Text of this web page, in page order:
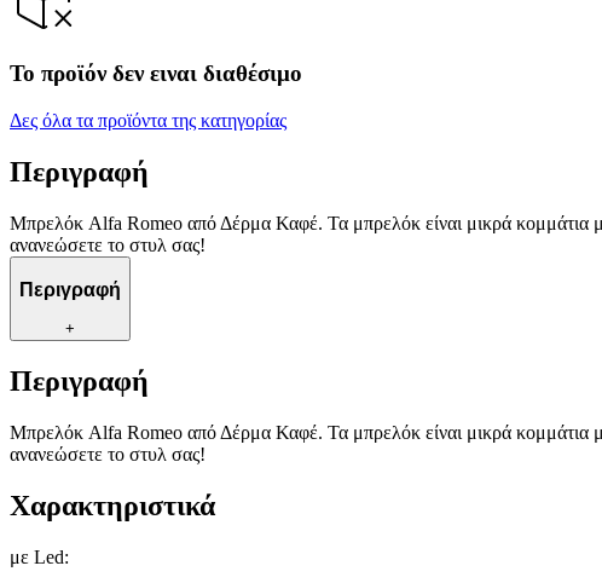
Το προϊόν δεν ειναι διαθέσιμο
Δες όλα τα προϊόντα της κατηγορίας
Περιγραφή
Μπρελόκ Alfa Romeo από Δέρμα Καφέ. Τα μπρελόκ είναι μικρά κομμάτια
ανανεώσετε το στυλ σας!
Περιγραφή
+
Περιγραφή
Μπρελόκ Alfa Romeo από Δέρμα Καφέ. Τα μπρελόκ είναι μικρά κομμάτια
ανανεώσετε το στυλ σας!
Χαρακτηριστικά
με Led: